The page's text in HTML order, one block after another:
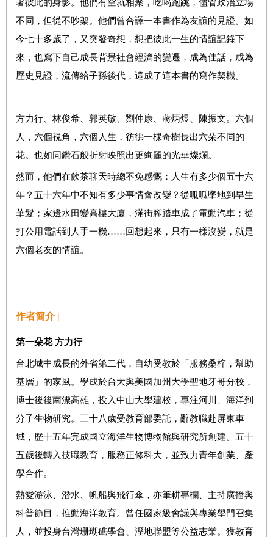
著彼此的身影。他們有空就相聚，吃喝跑跳，儘管政治立場
不同，但從不吵架。他們曾合譯一本書作為友誼的見證。如
今七十多歲了，又突發奇想，想把彼此一生的情誼記錄下
來，也寫下自己成長背景社會經濟的變遷，成為佳話，成為
歷史見證，流傳給子孫後代，這成了這本書的寫作契機。
方力行、林俊希、郭英敏、劉仲康、蔣炳煜、陳振文。六個
人，六個視角，六個人生，彷彿一棵奇樹長出六朵不同的
花。也如同鑽石般折射映照出更絢麗的光華燦爛。
然而，他們在飲茶聊天時總不免感慨：人生有多少個五十六
年？五十六年中不知有多少事情會改變？從呱呱墜地到早生
華髮；家邊水田變高樓大廈，滿街腳踏車成了電動汽車；從
打公用電話到人手一機……回想起來，只有一樣沒變，就是
六個老友的情誼。
作者簡介 |
第一朵花 方力行
台北城中成長的外省第二代，自幼受教於「服務桑梓，幫助
基層」的家風。學成於台大與美國加州大學聖地牙哥分校，
博士後後南漂高雄，投入中山大學建校，專注河川、海洋到
分子生物研究。三十八歲受教育部委託，辭教職赴屏東車
城，歷十五年完成國立海洋生物博物館與研究所創建。五十
五歲後轉入技職教育，服務正修科大，並致力青年創業、產
學合作。
熱愛游泳、潛水、帆船與飛行傘，亦筆耕專欄、主持廣播與
科普節目，推動海洋教育。曾任國家級會議與專業學門召集
人，並投身台灣珊瑚礁學會、溼地聯盟等公益志業。獲教育